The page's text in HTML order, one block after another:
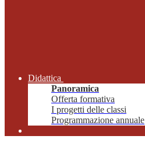
Didattica
Panoramica
Offerta formativa
I progetti delle classi
Programmazione annuale